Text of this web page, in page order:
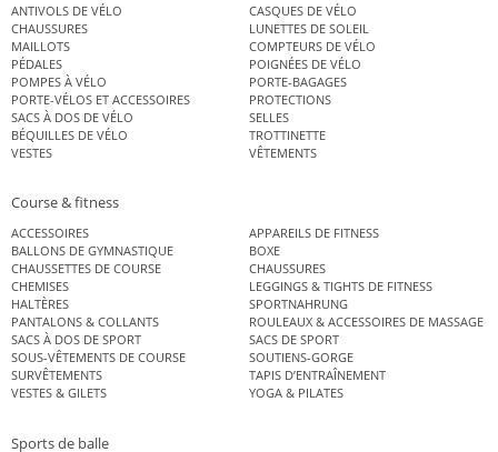
ANTIVOLS DE VÉLO
CASQUES DE VÉLO
CHAUSSURES
LUNETTES DE SOLEIL
MAILLOTS
COMPTEURS DE VÉLO
PÉDALES
POIGNÉES DE VÉLO
POMPES À VÉLO
PORTE-BAGAGES
PORTE-VÉLOS ET ACCESSOIRES
PROTECTIONS
SACS À DOS DE VÉLO
SELLES
BÉQUILLES DE VÉLO
TROTTINETTE
VESTES
VÊTEMENTS
Course & fitness
ACCESSOIRES
APPAREILS DE FITNESS
BALLONS DE GYMNASTIQUE
BOXE
CHAUSSETTES DE COURSE
CHAUSSURES
CHEMISES
LEGGINGS & TIGHTS DE FITNESS
HALTÈRES
SPORTNAHRUNG
PANTALONS & COLLANTS
ROULEAUX & ACCESSOIRES DE MASSAGE
SACS À DOS DE SPORT
SACS DE SPORT
SOUS-VÊTEMENTS DE COURSE
SOUTIENS-GORGE
SURVÊTEMENTS
TAPIS D’ENTRAÎNEMENT
VESTES & GILETS
YOGA & PILATES
Sports de balle